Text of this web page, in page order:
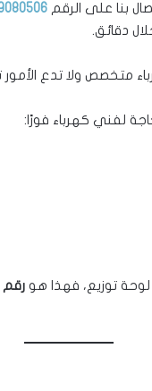
بنا على الرقم
دقائق.
متخصص ولا تدع
لفني كهرباء فورًا:
لوحة توزيع، فهذا هو